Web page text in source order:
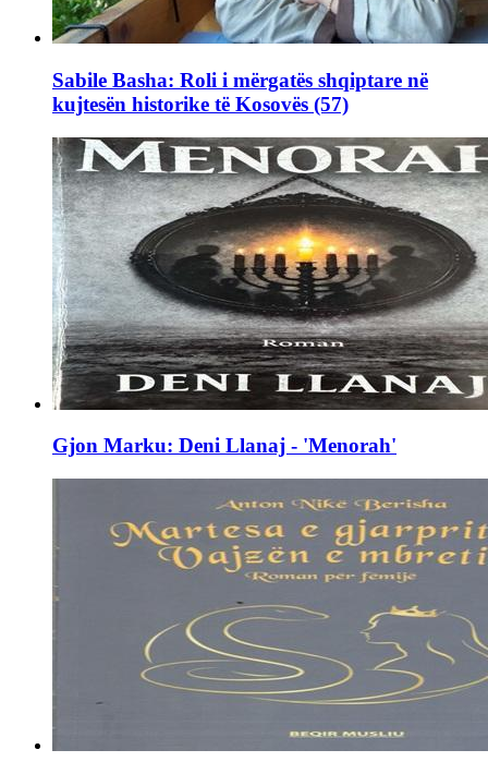
Sabile Basha: Roli i mërgatës shqiptare në
kujtesën historike të Kosovës (57)
Gjon Marku: Deni Llanaj - 'Menorah'